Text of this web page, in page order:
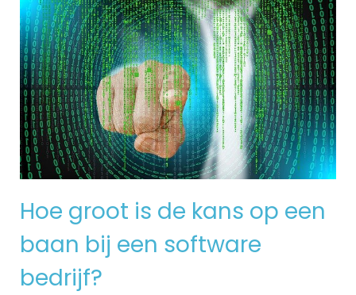
Hoe groot is de kans op een
baan bij een software
bedrijf?